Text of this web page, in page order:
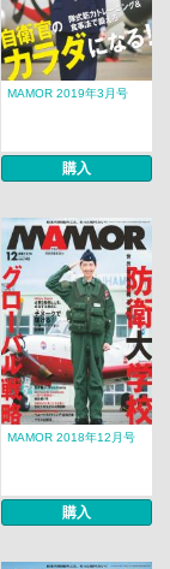
MAMOR 2019年3月号
購入
MAMOR 2018年12月号
購入